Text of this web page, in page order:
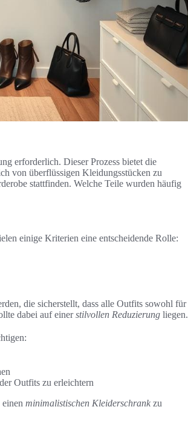
erforderlich. Dieser Prozess bietet die
von überflüssigen Kleidungsstücken zu
stattfinden. Welche Teile wurden häufig
einige Kriterien eine entscheidende Rolle:
die sicherstellt, dass alle Outfits sowohl für
dabei auf einerstilvollen Reduzierung liegen.
Outfits zu erleichtern
minimalistischen Kleiderschrank zu